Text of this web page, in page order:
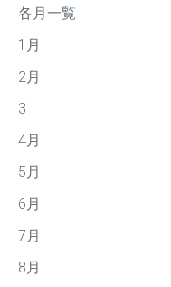
各月一覧
1月
2月
3
4月
5月
6月
7月
8月